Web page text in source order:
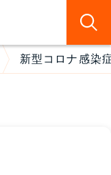
新型コロナ感染